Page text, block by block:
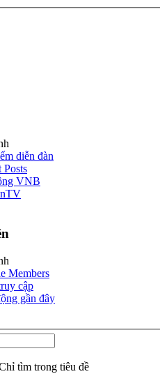
diễn đàn
Posts
VNB
Members
cập
gần đây
tìm trong tiêu đề